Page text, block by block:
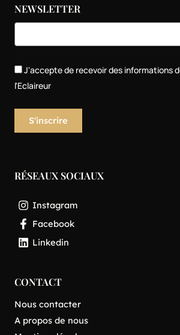
NEWSLETTER
J'accepte de recevoir des informations
l'Eclaireur
RÉSEAUX SOCIAUX
Instagram
Facebook
Linkedin
CONTACT
Nous contacter
A propos de nous